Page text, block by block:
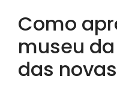
Como
museu
das